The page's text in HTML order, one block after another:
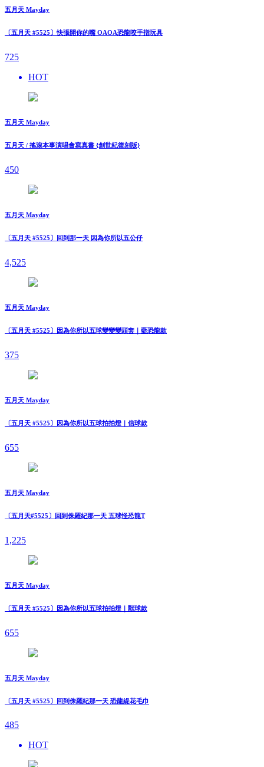
五月天 Mayday
〔五月天 #5525〕快張開你的嘴 OAOA恐龍咬手指玩具
725
HOT
五月天 Mayday
五月天 / 搖滾本事演唱會寫真書 {創世紀復刻版}
450
五月天 Mayday
〔五月天 #5525〕回到那一天 因為你所以五公仔
4,525
五月天 Mayday
〔五月天 #5525〕因為你所以五球變變變頭套｜藍恐龍款
375
五月天 Mayday
〔五月天 #5525〕因為你所以五球拍拍燈｜信球款
655
五月天 Mayday
〔五月天#5525〕回到侏羅紀那一天 五球怪恐龍T
1,225
五月天 Mayday
〔五月天 #5525〕因為你所以五球拍拍燈｜獸球款
655
五月天 Mayday
〔五月天 #5525〕回到侏羅紀那一天 恐龍緹花毛巾
485
HOT